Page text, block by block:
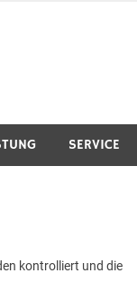
SERVICE
kontrolliert und die